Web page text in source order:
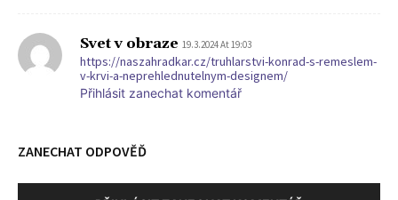
Svet v obraze 19.3.2024 At 19:03
https://naszahradkar.cz/truhlarstvi-konrad-s-remeslem-
v-krvi-a-neprehlednutelnym-designem/
Přihlásit zanechat komentář
ZANECHAT ODPOVĚĎ